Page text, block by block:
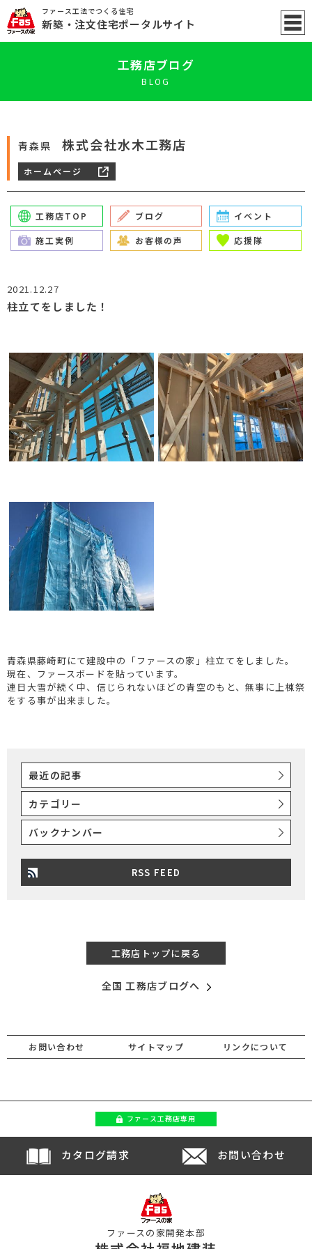
ファース工法でつくる住宅
新築 ・注文住宅ポータルサイト
工務店ブログ
BLOG
青森県 株式会社水木工務店
ホームページ
工務店TOP ブログ イベント
施工実例 お客様の声 応援隊
2021.12.27
柱立てをしました！
青森県藤崎町にて建設中の「ファースの家」柱立てをしました。
現在、ファースボードを貼っています。
連日大雪が続く中、信じられないほどの青空のもと、無事に上棟祭
をする事が出来ました。
最近の記事
カテゴリー
バックナンバー
RSS FEED
工務店トップに戻る
全国 工務店ブログへ
お問い合わせ サイトマップ リンクについて
ファース工務店専用
カタログ請求 お問い合わせ
ファースの家開発本部